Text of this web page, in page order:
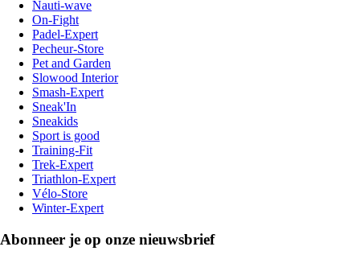
Nauti-wave
On-Fight
Padel-Expert
Pecheur-Store
Pet and Garden
Slowood Interior
Smash-Expert
Sneak'In
Sneakids
Sport is good
Training-Fit
Trek-Expert
Triathlon-Expert
Vélo-Store
Winter-Expert
Abonneer je op onze nieuwsbrief